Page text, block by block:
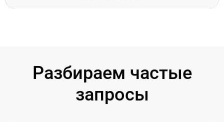
Разбираем частые
запросы